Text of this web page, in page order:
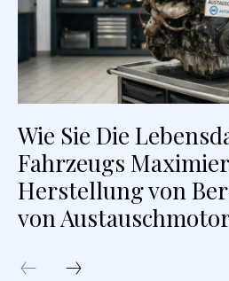
Wie Sie Die
Fahrzeugs
Herstellung von
von